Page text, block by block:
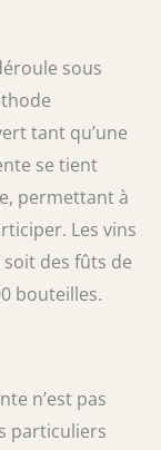
sous
tant qu’une
se tient
permettant à
Les vins
soit des fûts de
bouteilles.
n’est pas
particuliers